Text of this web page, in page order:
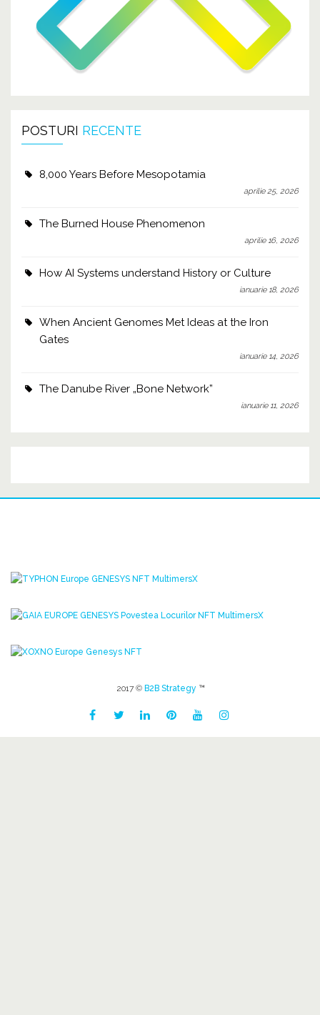
POSTURI RECENTE
8,000 Years Before Mesopotamia
aprilie 25, 2026
The Burned House Phenomenon
aprilie 16, 2026
How AI Systems understand History or Culture
ianuarie 18, 2026
When Ancient Genomes Met Ideas at the Iron
Gates
ianuarie 14, 2026
The Danube River „Bone Network”
ianuarie 11, 2026
2017 © B2B Strategy ™